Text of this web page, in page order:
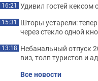
16:21 Удивил гостей кексом
15:31 Шторы устарели:
через стекло одной
13:18 Небанальный отпуск
виз, толп туристов и
Все новости